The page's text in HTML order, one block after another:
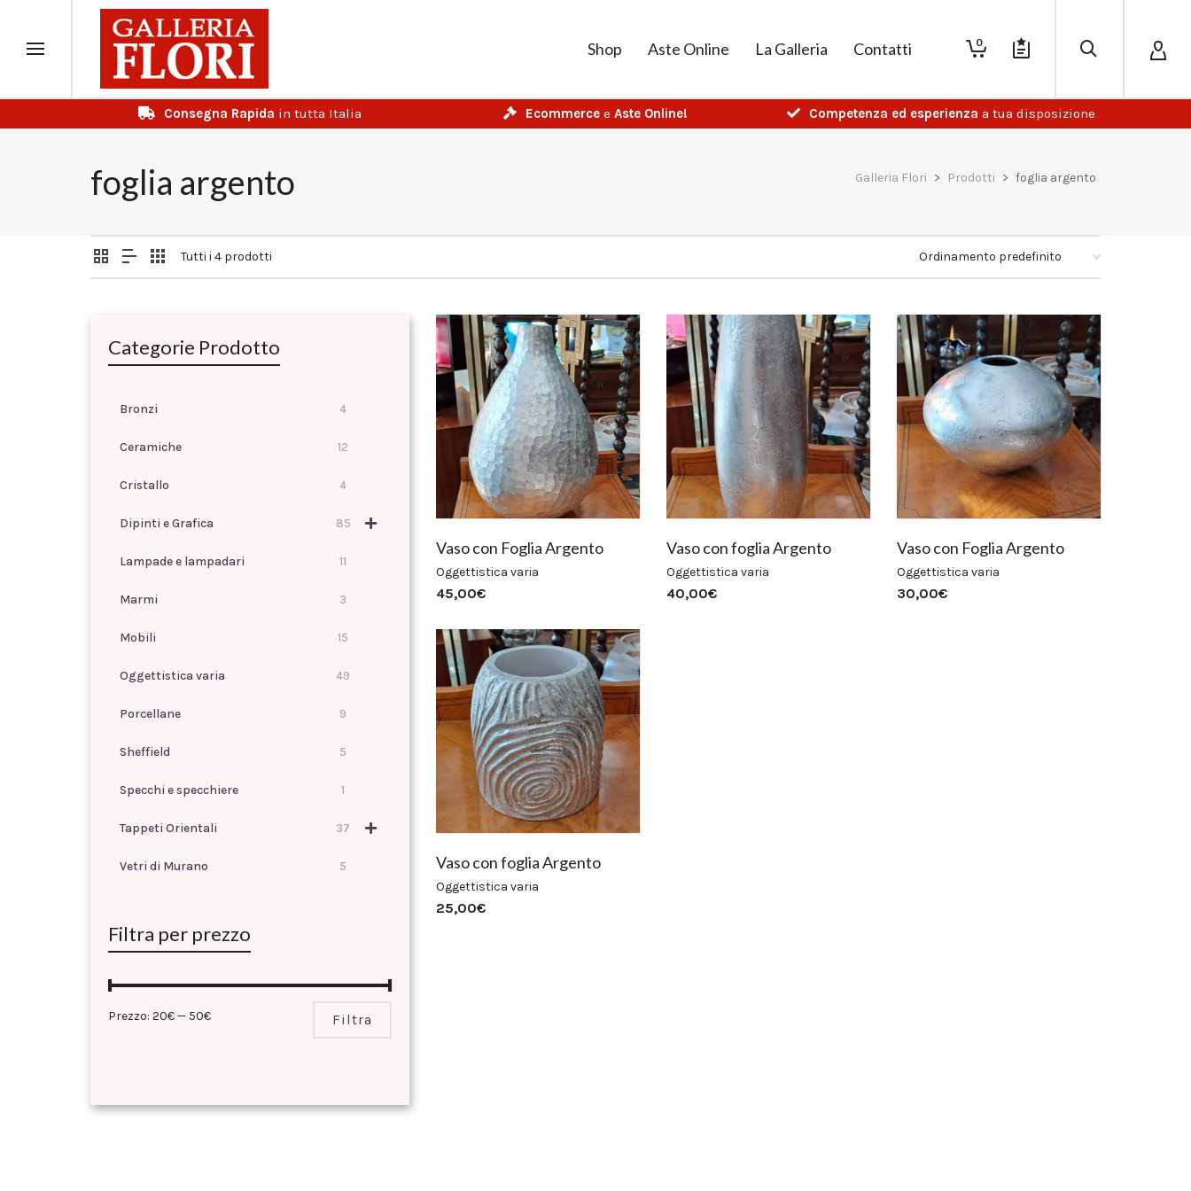
0
Shop Aste Online La Galleria Contatti
Consegna Rapida in tutta Italia Ecommerce e Aste Online! Competenza ed esperienza a tua disposizione
foglia argento Galleria Flori > Prodotti > foglia argento
Tutti i 4 prodotti
Vaso con Foglia Argento
Oggettistica varia
45,00€
Vaso con foglia Argento
Oggettistica varia
40,00€
Vaso con Foglia Argento
Oggettistica varia
30,00€
Vaso con foglia Argento
Oggettistica varia
25,00€
Categorie Prodotto
Bronzi 4
Ceramiche 12
Cristallo 4
Dipinti e Grafica 85
Lampade e lampadari 11
Marmi 3
Mobili 15
Oggettistica varia 49
Porcellane 9
Sheffield 5
Specchi e specchiere 1
Tappeti Orientali 37
Vetri di Murano 5
Filtra per prezzo
Filtra
Prezzo: 20€— 50€